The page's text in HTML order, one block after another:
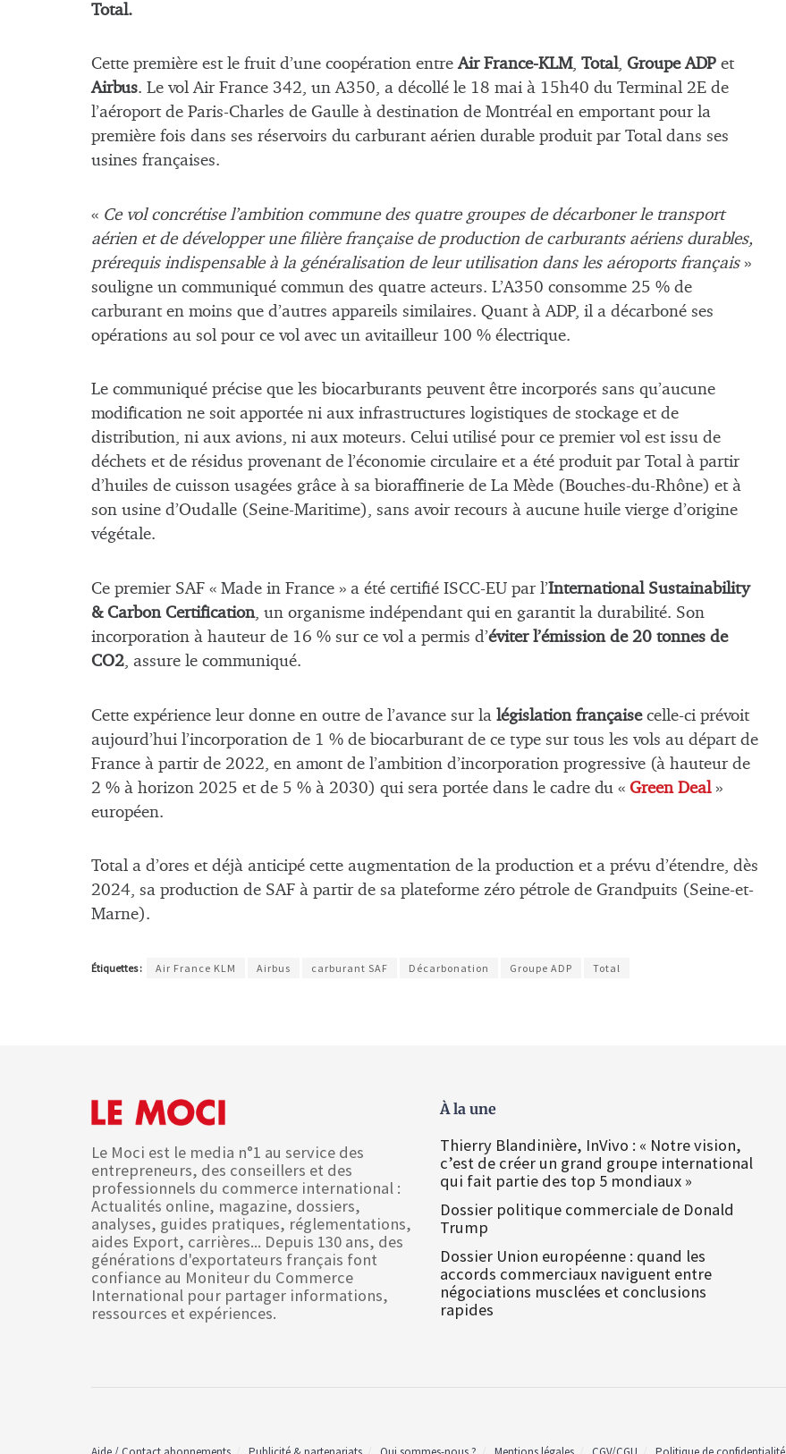
Total.
Cette première est le fruit d’une coopération entreAir France-KLM, Total, Groupe ADP et
Airbus. Le vol Air France 342, un A350, a décollé le 18 mai à 15h40 du Terminal 2E de
l’aéroport de Paris-Charles de Gaulle à destination de Montréal en emportant pour la
première fois dans ses réservoirs du carburant aérien durable produit par Total dans ses
usines françaises.
« Ce vol concrétise l’ambition commune des quatre groupes de décarboner le transport
aérien et de développer une filière française de production de carburants aériens durables,
prérequis indispensable à la généralisation de leur utilisation dans les aéroports français»
souligne un communiqué commun des quatre acteurs. L’A350 consomme 25 % de
carburant en moins que d’autres appareils similaires. Quant à ADP, il a décarboné ses
opérations au sol pour ce vol avec un avitailleur 100 % électrique.
Le communiqué précise que les biocarburants peuvent être incorporés sans qu’aucune
modification ne soit apportée ni aux infrastructures logistiques de stockage et de
distribution, ni aux avions, ni aux moteurs. Celui utilisé pour ce premier vol est issu de
déchets et de résidus provenant de l’économie circulaire et a été produit par Total à partir
d’huiles de cuisson usagées grâce à sa bioraffinerie de La Mède (Bouches-du-Rhône) et à
son usine d’Oudalle (Seine-Maritime), sans avoir recours à aucune huile vierge d’origine
végétale.
Ce premier SAF « Made in France » a été certifié ISCC-EU par l’International Sustainability
& Carbon Certification, un organisme indépendant qui en garantit la durabilité. Son
incorporation à hauteur de 16 % sur ce vol a permis d’éviter l’émission de 20 tonnes de
CO2, assure le communiqué.
Cette expérience leur donne en outre de l’avance sur la législation françaisecelle-ci prévoit
aujourd’hui l’incorporation de 1 % de biocarburant de ce type sur tous les vols au départ de
France à partir de 2022, en amont de l’ambition d’incorporation progressive (à hauteur de
2 % à horizon 2025 et de 5 % à 2030) qui sera portée dans le cadre du « Green Deal»
européen.
Total a d’ores et déjà anticipé cette augmentation de la production et a prévu d’étendre, dès
2024, sa production de SAF à partir de sa plateforme zéro pétrole de Grandpuits (Seine-et-
Marne).
Étiquettes : Air France KLM Airbus carburant SAF Décarbonation Groupe ADP Total
Le Moci est le media n°1 au service des
entrepreneurs, des conseillers et des
professionnels du commerce international :
Actualités online, magazine, dossiers,
analyses, guides pratiques, réglementations,
aides Export, carrières... Depuis 130 ans, des
générations d'exportateurs français font
confiance au Moniteur du Commerce
International pour partager informations,
ressources et expériences.
À la une
Thierry Blandinière, InVivo : « Notre vision,
c’est de créer un grand groupe international
qui fait partie des top 5 mondiaux »
Dossier politique commerciale de Donald
Trump
Dossier Union européenne : quand les
accords commerciaux naviguent entre
négociations musclées et conclusions
rapides